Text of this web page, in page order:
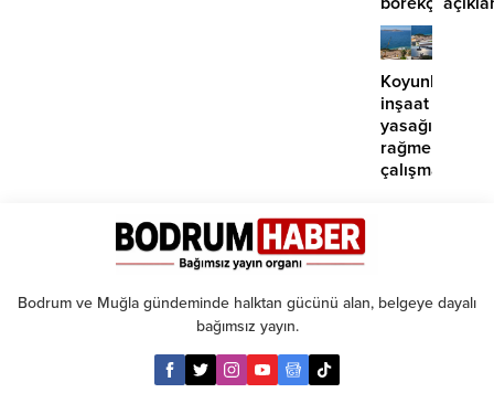
girdi:
2
yaralı
Koyunbaba’da
inşaat
yasağına
rağmen
çalışma
Bodrum ve Muğla gündeminde halktan gücünü alan, belgeye dayalı
bağımsız yayın.